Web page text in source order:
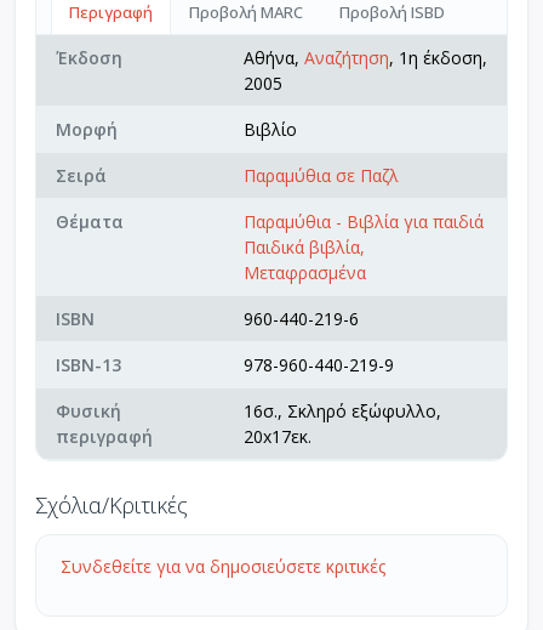
Περιγραφή Προβολή MARC Προβολή ISBD
Έκδοση Αθήνα, Αναζήτηση, 1η έκδοση,
2005
Μορφή
Βιβλίο
Σειρά
Παραμύθια σε Παζλ
Θέματα
Παραμύθια - Βιβλία για παιδιά
Παιδικά βιβλία,
Μεταφρασμένα
ISBN
960-440-219-6
ISBN-13
978-960-440-219-9
Φυσική
περιγραφή
16σ., Σκληρό εξώφυλλο,
20x17εκ.
Σχόλια/Κριτικές
Συνδεθείτε για να δημοσιεύσετε κριτικές